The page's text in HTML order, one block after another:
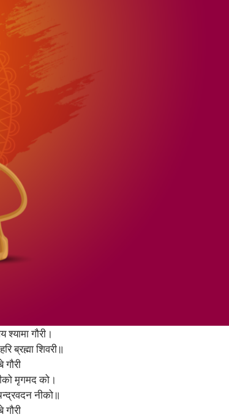
गौरी।
ब्रह्मा शिवरी॥
मृगमद को।
नीको॥